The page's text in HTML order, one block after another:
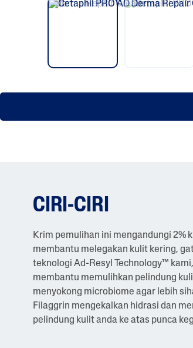
CIRI-CIRI
Krim pemulihan ini mengandungi 2%
membantu melegakan kulit kering,
teknologi Ad-Resyl Technology™
membantu memulihkan pelindung
menyokong microbiome agar lebih
Filaggrin mengekalkan hidrasi dan
pelindung kulit anda ke atas punca